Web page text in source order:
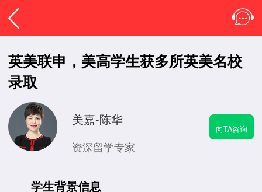
英美联申，美高学生获多所英美名校
录取
美嘉-陈华
资深留学专家
向TA咨询
学生背景信息